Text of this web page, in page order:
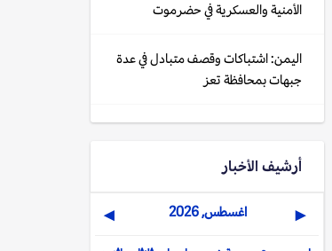
الأمنية والعسكرية في حضرموت
اليمن: اشتباكات وقصف متبادل في عدة
جبهات بمحافظة تعز
أرشيف الأخبار
◀ اغسطس, 2026 ▶